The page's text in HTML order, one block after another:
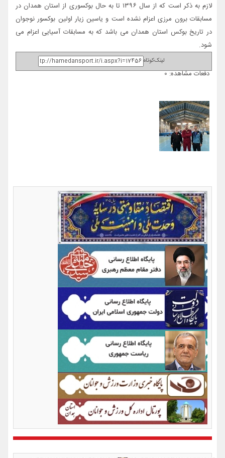
لازم به ذکر است که از سال ۱۳۹۶ تا به حال بوکسوری از استان همدان در
مسابقات برون مرزی اعزام نشده است و یاسین زیار اولین بوکسور نوجوان
در تاریخ بوکس استان همدان می باشد که به مسابقات آسیایی اعزام می
شود.
لینک‌کوتاه
دفعات مشاهده: 0